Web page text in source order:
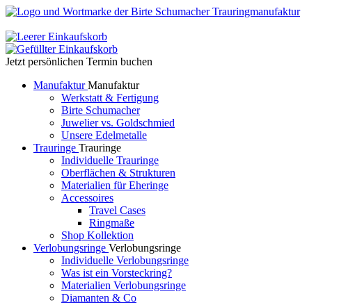
Jetzt persönlichen Termin buchen
Manufaktur Manufaktur
Werkstatt & Fertigung
Birte Schumacher
Juwelier vs. Goldschmied
Unsere Edelmetalle
Trauringe Trauringe
Individuelle Trauringe
Oberflächen & Strukturen
Materialien für Eheringe
Accessoires
Travel Cases
Ringmaße
Shop Kollektion
Verlobungsringe Verlobungsringe
Individuelle Verlobungsringe
Was ist ein Vorsteckring?
Materialien Verlobungsringe
Diamanten & Co